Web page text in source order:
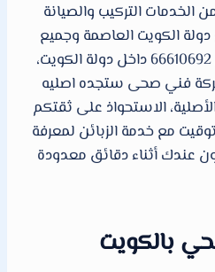
التركيب والصيانة
الكويت العاصمة وجميع
المحافظات، اتصل بنا الان 66610692 داخل دولة الكويت،
فني صحى ستجده اصليه
الاستحواذ على ثقتكم
مع خدمة الزبائن لمعرفة
عندك أثناء دقائق معدودة
بالكويت